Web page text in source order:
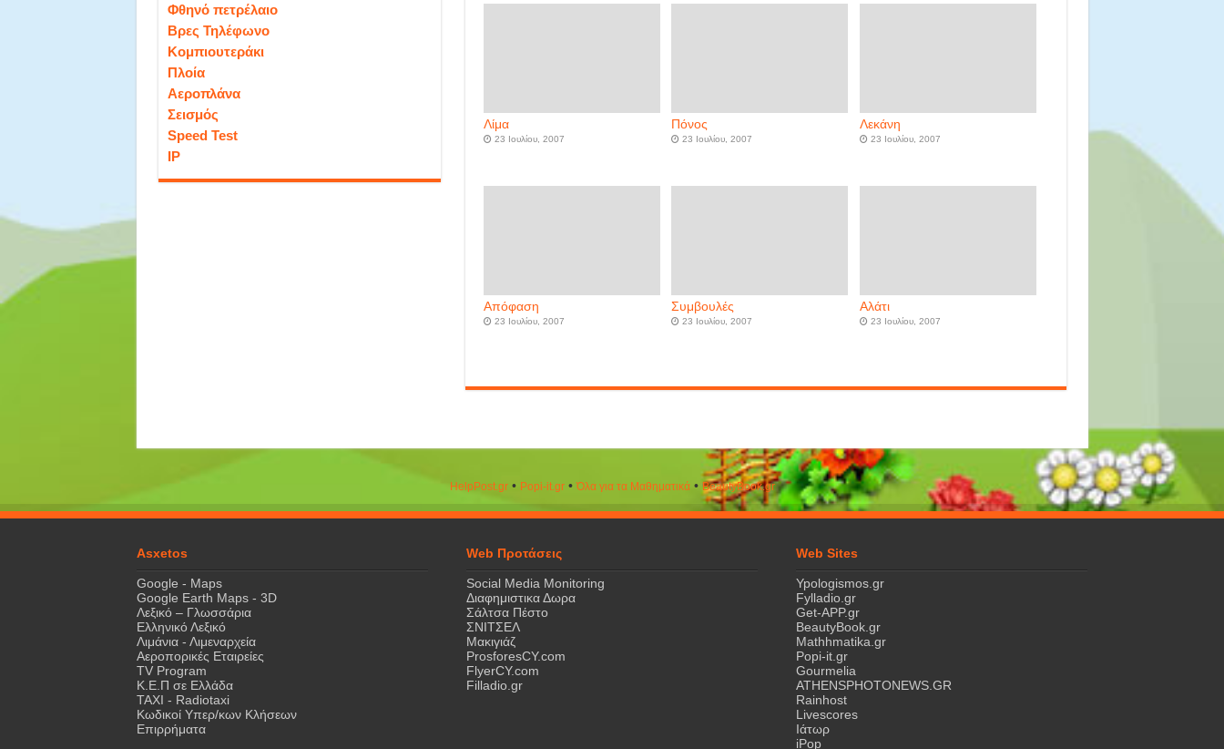
Λίμα
23 Ιουλίου, 2007
Πόνος
23 Ιουλίου, 2007
Λεκάνη
23 Ιουλίου, 2007
Απόφαση
23 Ιουλίου, 2007
Συμβουλές
23 Ιουλίου, 2007
Αλάτι
23 Ιουλίου, 2007
Φθηνό πετρέλαιο
Βρες Τηλέφωνο
Κομπιουτεράκι
Πλοία
Αεροπλάνα
Σεισμός
Speed Test
IP
HelpPost.gr• Popi-it.gr•Όλα για τα Μαθηματικά• ΒeautyΒook.gr
Asxetos
Google - Maps
Google Earth Maps - 3D
Λεξικό – Γλωσσάρια
Ελληνικό Λεξικό
Λιμάνια - Λιμεναρχεία
Αεροπορικές Εταιρείες
TV Program
Κ.Ε.Π σε Ελλάδα
ΤΑΧΙ - Radiotaxi
Κωδικοί Υπερ/κων Κλήσεων
Επιρρήματα
Web Προτάσεις
Social Media Monitoring
Διαφημιστικα Δωρα
Σάλτσα Πέστο
ΣΝΙΤΣΕΛ
Μακιγιάζ
ProsforesCY.com
FlyerCY.com
Filladio.gr
Web Sites
Ypologismos.gr
Fylladio.gr
Get-APP.gr
BeautyBook.gr
Mathhmatika.gr
Popi-it.gr
Gourmelia
ATHENSPHOTONEWS.GR
Rainhost
Livescores
Ιάτωρ
iPop